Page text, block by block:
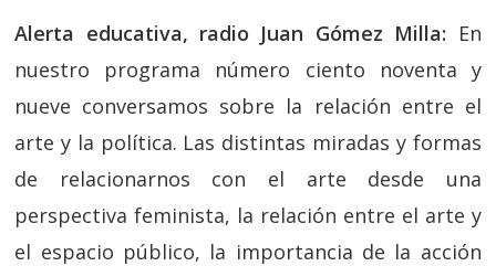
Alerta educativa, radio Juan Gómez Milla: En
nuestro programa número ciento noventa y
nueve conversamos sobre la relación entre el
arte y la política. Las distintas miradas y formas
de relacionarnos con el arte desde una
perspectiva feminista, la relación entre el arte y
el espacio público, la importancia de la acción